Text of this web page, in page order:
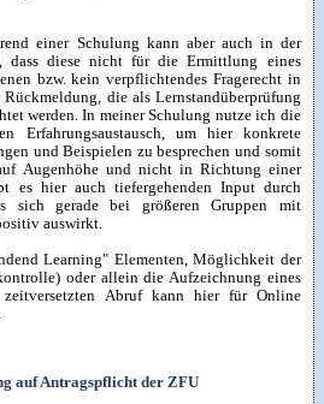
einer Schulung kann aber auch in der
dass diese nicht für die Ermittlung eines
bzw. kein verpflichtendes Fragerecht in
die als Lernstandüberprüfung
werden. In meiner Schulung nutze ich die
Erfahrungsaustausch, um hier konkrete
und Beispielen zu besprechen und somit
Augenhöhe und nicht in Richtung einer
es hier auch tiefergehenden Input durch
sich gerade bei größeren Gruppen mit
auswirkt.
Learning" Elementen, Möglichkeit der
oder allein die Aufzeichnung eines
zeitversetzten Abruf kann hier für Online
auf Antragspflicht der ZFU